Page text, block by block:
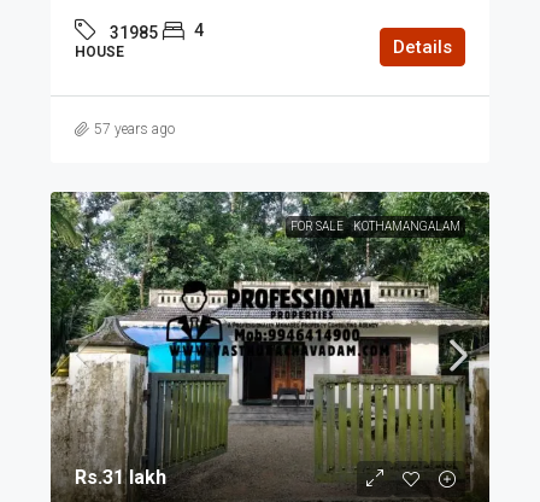
31985 4
HOUSE Details
57 years ago
FOR SALE KOTHAMANGALAM
Rs.31 lakh